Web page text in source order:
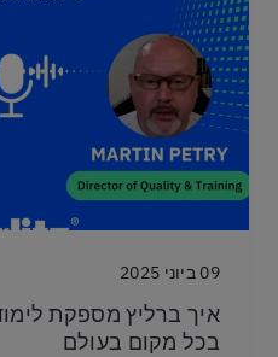
09 ביוני 2025
איך ברליץ מספקת
בכל מקום בעולם